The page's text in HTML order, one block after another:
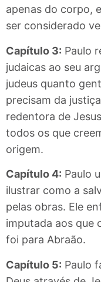
apenas do corpo,
ser considerado
Capítulo 3: Paulo
judaicas ao seu
judeus quanto
precisam da
redentora de
todos os que
origem.
Capítulo 4: Paulo
ilustrar como a
pelas obras. Ele
imputada aos que
foi para Abraão.
Capítulo 5: Paulo